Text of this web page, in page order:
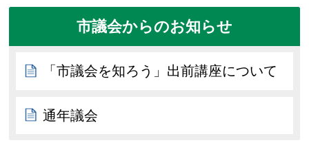
市議会からのお知らせ
「市議会を知ろう」出前講座について
通年議会